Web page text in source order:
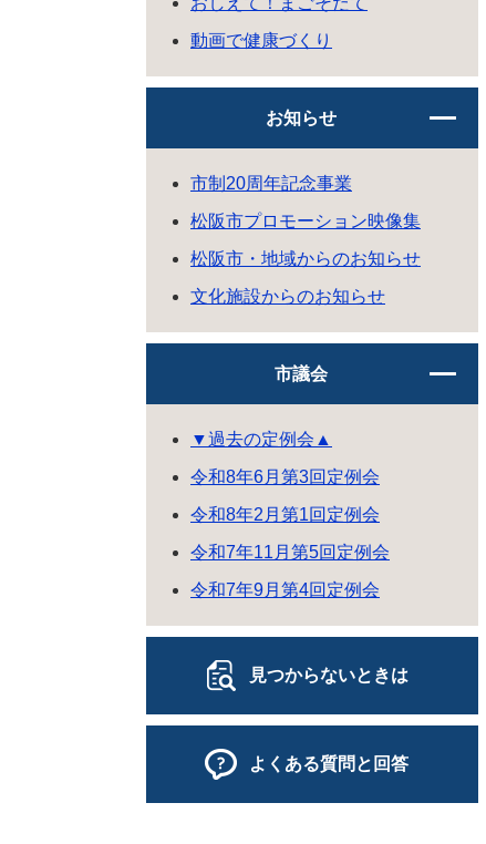
動画で健康づくり
お知らせ
市制20周年記念事業
松阪市プロモーション映像集
松阪市・地域からのお知らせ
文化施設からのお知らせ
市議会
▼過去の定例会▲
令和8年6月第3回定例会
令和8年2月第1回定例会
令和7年11月第5回定例会
令和7年9月第4回定例会
見つからないときは
よくある質問と回答